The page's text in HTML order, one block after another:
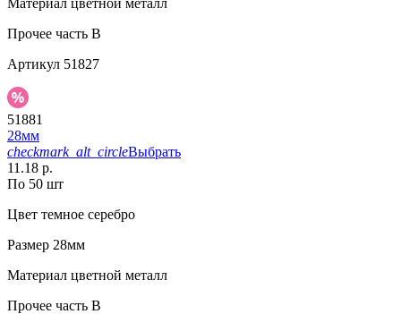
Прочее часть В
Артикул 51827
51881
28мм
checkmark_alt_circleВыбрать
11.18 р.
По 50 шт
Цвет темное серебро
Размер 28мм
Материал цветной металл
Прочее часть B